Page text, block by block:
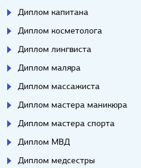
Диплом капитана
Диплом косметолога
Диплом лингвиста
Диплом маляра
Диплом массажиста
Диплом мастера маникюра
Диплом мастера спорта
Диплом МВД
Диплом медсестры